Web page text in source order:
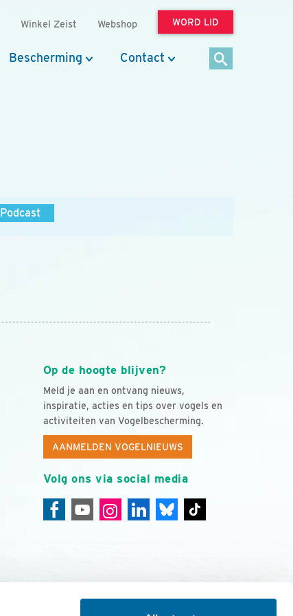
Winkel Zeist Webshop WORD LID
Bescherming Contact
Podcast
Op de hoogte blijven?
Meld je aan en ontvang nieuws,
inspiratie, acties en tips over vogels en
activiteiten van Vogelbescherming.
AANMELDEN VOGELNIEUWS
Volg ons via social media